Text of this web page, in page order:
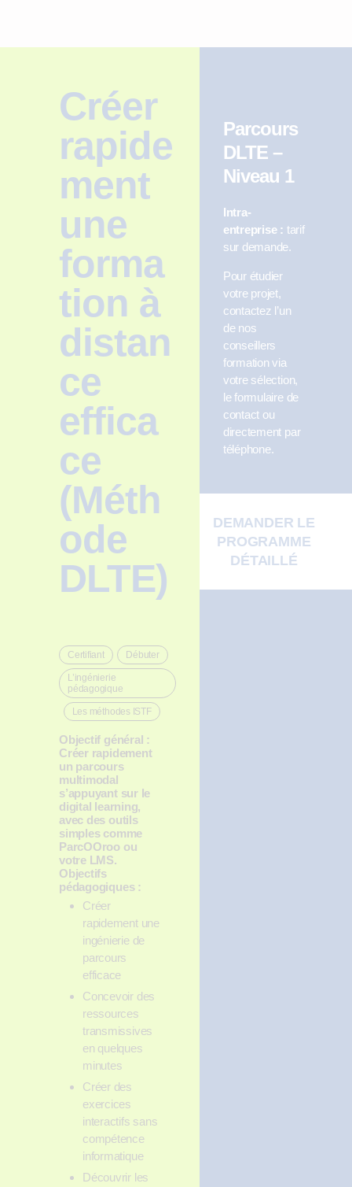
Créer
rapide
ment
une
forma
tion à
distan
ce
effica
ce
(Méth
ode
DLTE)
Certifiant , Débuter ,
L’ingénierie
pédagogique
Les méthodes ISTF
Objectif général :
Créer rapidement
un parcours
multimodal
s’appuyant sur le
digital learning,
avec des outils
simples comme
ParcOOroo ou
votre LMS.
Objectifs
pédagogiques :
Créer
rapidement une
ingénierie de
parcours
efficace
Concevoir des
ressources
transmissives
en quelques
minutes
Créer des
exercices
interactifs sans
compétence
informatique
Découvrir les
Parcours
DLTE –
Niveau 1
Intra-
entreprise : tarif
sur demande.
Pour étudier
votre projet,
contactez l’un
de nos
conseillers
formation via
votre sélection,
le formulaire de
contact ou
directement par
téléphone.
DEMANDER LE
PROGRAMME
DÉTAILLÉ